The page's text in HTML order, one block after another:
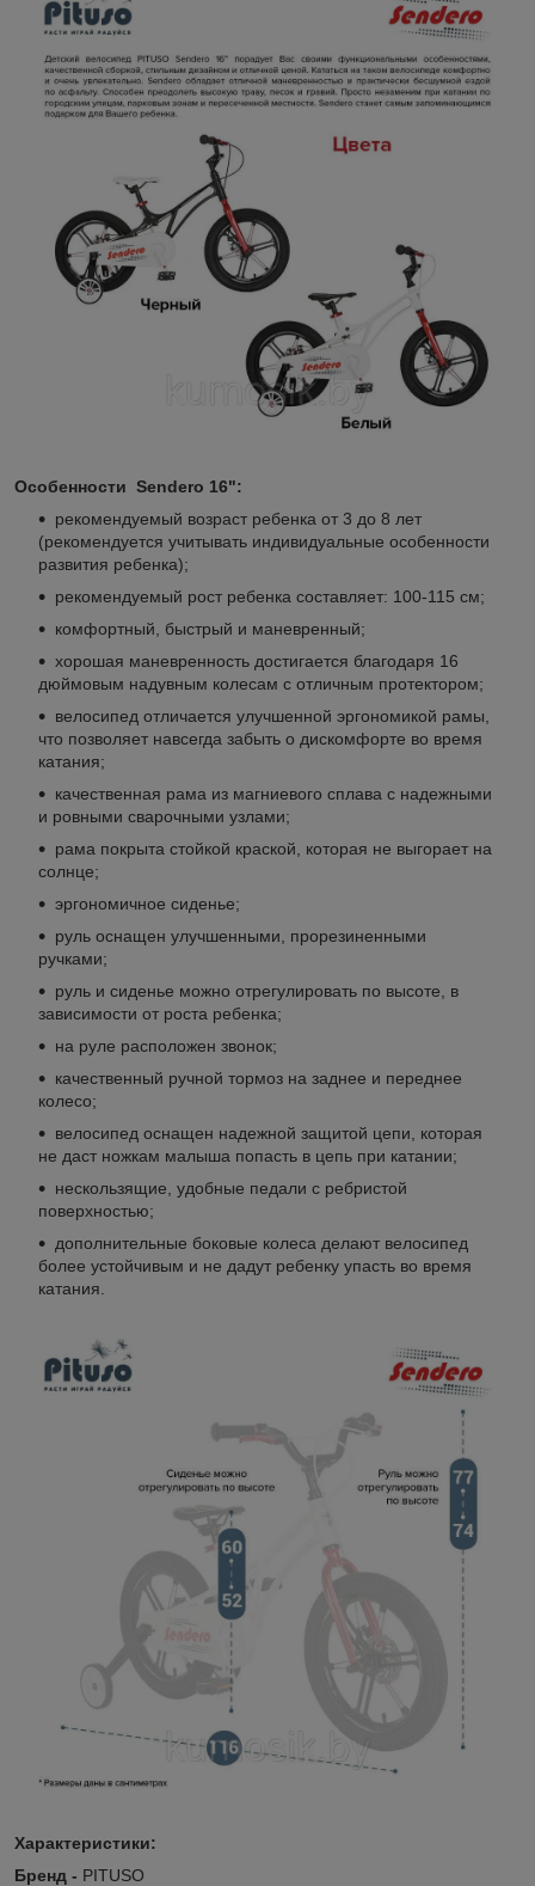
Особенности Sendero 16":
рекомендуемый возраст ребенка от 3 до 8 лет
(рекомендуется учитывать индивидуальные особенности
развития ребенка);
рекомендуемый рост ребенка составляет: 100-115 см;
комфортный, быстрый и маневренный;
хорошая маневренность достигается благодаря 16
дюймовым надувным колесам с отличным протектором;
велосипед отличается улучшенной эргономикой рамы,
что позволяет навсегда забыть о дискомфорте во время
катания;
качественная рама из магниевого сплава с надежными
и ровными сварочными узлами;
рама покрыта стойкой краской, которая не выгорает на
солнце;
эргономичное сиденье;
руль оснащен улучшенными, прорезиненными
ручками;
руль и сиденье можно отрегулировать по высоте, в
зависимости от роста ребенка;
на руле расположен звонок;
качественный ручной тормоз на заднее и переднее
колесо;
велосипед оснащен надежной защитой цепи, которая
не даст ножкам малыша попасть в цепь при катании;
нескользящие, удобные педали с ребристой
поверхностью;
дополнительные боковые колеса делают велосипед
более устойчивым и не дадут ребенку упасть во время
катания.
Характеристики:
Бренд - PITUSO